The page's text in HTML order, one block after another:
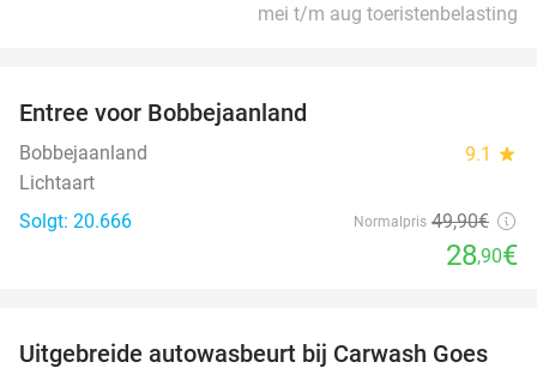
mei t/m aug toeristenbelasting
Entree voor Bobbejaanland
Bobbejaanland 9.1 star
Lichtaart
Solgt: 20.666
Normalpris 49,90€
28,90€
36%
Uitgebreide autowasbeurt bij Carwash Goes